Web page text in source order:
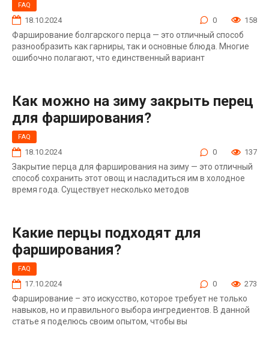
FAQ
18.10.2024 0 158
Фарширование болгарского перца — это отличный способ
разнообразить как гарниры, так и основные блюда. Многие
ошибочно полагают, что единственный вариант
Как можно на зиму закрыть перец
для фарширования?
FAQ
18.10.2024 0 137
Закрытие перца для фарширования на зиму — это отличный
способ сохранить этот овощ и насладиться им в холодное
время года. Существует несколько методов
Какие перцы подходят для
фарширования?
FAQ
17.10.2024 0 273
Фарширование – это искусство, которое требует не только
навыков, но и правильного выбора ингредиентов. В данной
статье я поделюсь своим опытом, чтобы вы